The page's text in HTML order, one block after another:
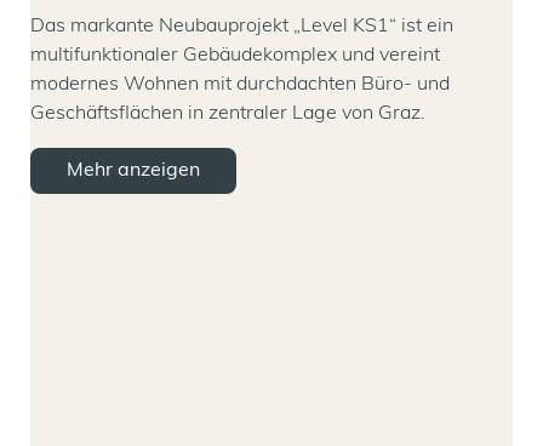
Das markante Neubauprojekt „Level KS1“ ist ein
multifunktionaler Gebäudekomplex und vereint
modernes Wohnen mit durchdachten Büro- und
Geschäftsflächen in zentraler Lage von Graz.
Mehr anzeigen